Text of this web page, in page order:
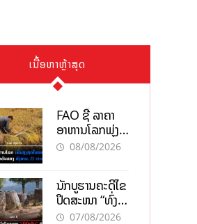
ເນື້ອຫາຫຼ້າສຸດ
FAO ຊີ້ ລາຄາ
ອາຫານໂລກພຸ່ງ
ສູງສຸດໃນຮອບ 3
ສົງຄາມ, El
nino
08/08/2026
ນັກບູຮານຄະດີໄຂ
ປິດສະໜາ “ທົ່ງ
ໄຫຫີນ” ຫຼັງພົບ
07/08/2026